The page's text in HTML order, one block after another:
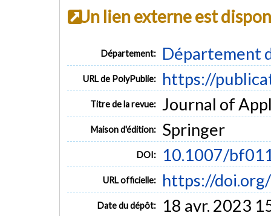
Un lien externe est
Département: Département
URL de PolyPublie: https://
Titre de la revue: Journal of
Maison d'édition: Springer
DOI: 10.1007/
URL officielle: https://
Date du dépôt: 18 avr. 2023